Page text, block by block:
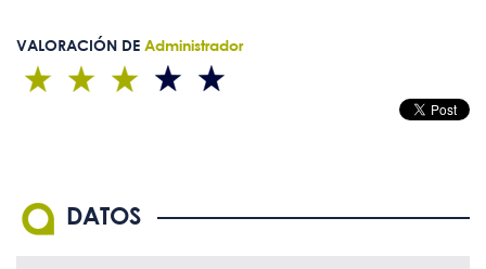
VALORACIÓN DE Administrador
DATOS